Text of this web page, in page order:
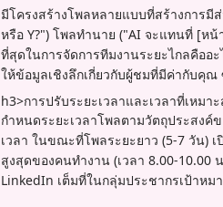
มีโครงสร้างโพลหลายแบบที่สร้างการมี
หรือ Y?") โพลทำนาย ("AI จะแทนที่ [ห
ที่สุดในการจัดการทีมงานระยะไกลคือ
ให้ข้อมูลเชิงลึกเกี่ยวกับผู้ชมที่มีค่ากับคุ
h3>การปรับระยะเวลาและเวลาที่เหมา
กำหนดระยะเวลาโพลตามวัตถุประสง
เวลา ในขณะที่โพลระยะยาว (5-7 วัน)
สูงสุดของคนทำงาน (เวลา 8.00-10.00
LinkedIn เต็มที่ในกลุ่มประชากรเป้าห